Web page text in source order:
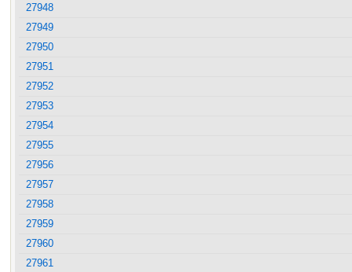
27948
27949
27950
27951
27952
27953
27954
27955
27956
27957
27958
27959
27960
27961